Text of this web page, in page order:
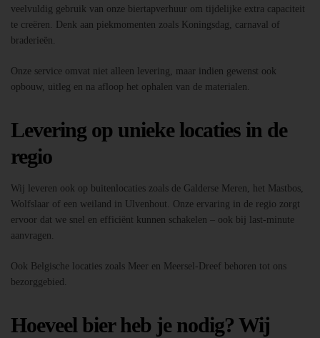
veelvuldig gebruik van onze biertapverhuur om tijdelijke extra capaciteit
te creëren. Denk aan piekmomenten zoals Koningsdag, carnaval of
braderieën.
Onze service omvat niet alleen levering, maar indien gewenst ook
opbouw, uitleg en na afloop het ophalen van de materialen.
Levering op unieke locaties in de
regio
Wij leveren ook op buitenlocaties zoals de Galderse Meren, het Mastbos,
Wolfslaar of een weiland in Ulvenhout. Onze ervaring in de regio zorgt
ervoor dat we snel en efficiënt kunnen schakelen – ook bij last-minute
aanvragen.
Ook Belgische locaties zoals Meer en Meersel-Dreef behoren tot ons
bezorggebied.
Hoeveel bier heb je nodig? Wij